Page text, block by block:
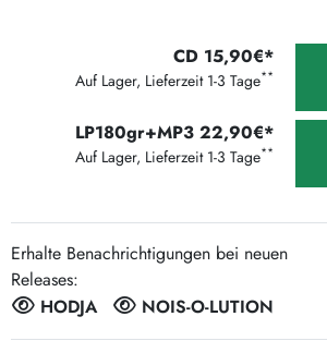
CD 15,90€*
Auf Lager, Lieferzeit 1-3 Tage**
LP180gr+MP3 22,90€*
Auf Lager, Lieferzeit 1-3 Tage**
Erhalte Benachrichtigungen bei neuen
Releases:
HODJA
NOIS-O-LUTION